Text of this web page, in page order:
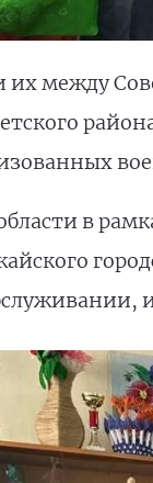
их между
в